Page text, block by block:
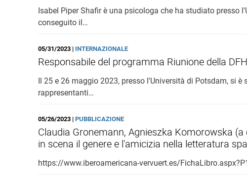
Isabel Piper Shafir è una psicologa che ha studiato presso
conseguito il…
05/31/2023 | INTERNAZIONALE
Responsabile del programma Riunione della DFH
Il 25 e 26 maggio 2023, presso l'Università di Potsdam, si
rappresentanti…
05/26/2023 |PUBBLICAZIONE
Claudia Gronemann, Agnieszka Komorowska
in scena il genere e l'amicizia nella letteratura
https://www.iberoamericana-vervuert.es/